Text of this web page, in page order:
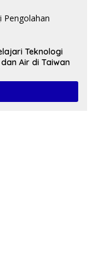
Teknologi
Air di Taiwan